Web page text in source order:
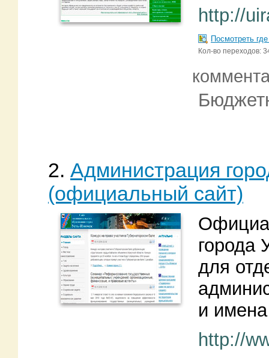
http://
Посмотреть
Кол-во переходов:
2. Администрация
(официальный сайт)
города
для
и
http://